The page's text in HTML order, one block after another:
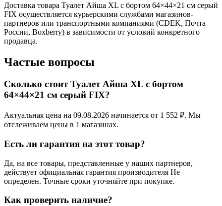
Доставка товара Туалет Айша XL с бортом 64×44×21 см серый
FIX осуществляется курьерскими службами магазинов-
партнеров или транспортными компаниями (CDEK, Почта
России, Boxberry) в зависимости от условий конкретного
продавца.
Частые вопросы
Сколько стоит Туалет Айша XL с бортом
64×44×21 см серый FIX?
Актуальная цена на 09.08.2026 начинается от 1 552 ₽. Мы
отслеживаем цены в 1 магазинах.
Есть ли гарантия на этот товар?
Да, на все товары, представленные у наших партнеров,
действует официальная гарантия производителя Не
определен. Точные сроки уточняйте при покупке.
Как проверить наличие?